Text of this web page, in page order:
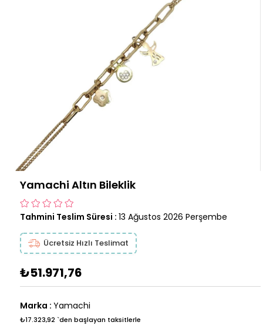
Yamachi Altın Bileklik
Tahmini Teslim Süresi : 13 Ağustos 2026 Perşembe
Ücretsiz Hızlı Teslimat
₺51.971,76
Marka : Yamachi
₺17.323,92 `den başlayan taksitlerle